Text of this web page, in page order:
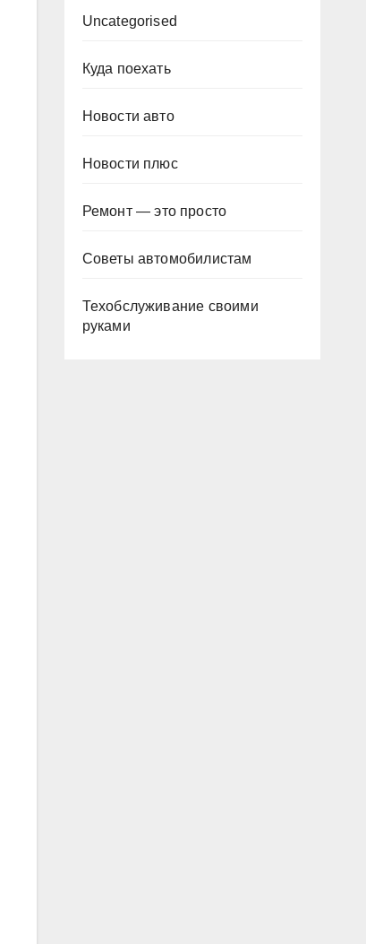
Uncategorised
Куда поехать
Новости авто
Новости плюс
Ремонт — это просто
Советы автомобилистам
Техобслуживание своими
руками